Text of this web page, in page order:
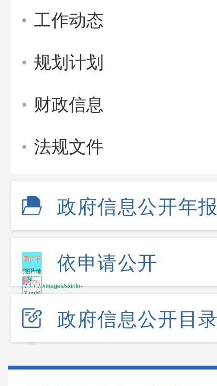
工作动态
规划计划
财政信息
法规文件
政府信息公开年
依申请公开
政府信息公开目